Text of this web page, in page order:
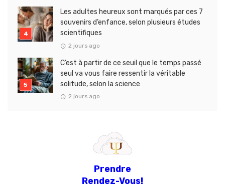
Les adultes heureux sont marqués par ces 7
souvenirs d’enfance, selon plusieurs études
scientifiques
2 jours ago
C’est à partir de ce seuil que le temps passé
seul va vous faire ressentir la véritable
solitude, selon la science
2 jours ago
Prendre
Rendez-Vous!